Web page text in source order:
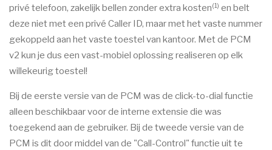
privé telefoon, zakelijk bellen zonder extra kosten(1) en belt
deze niet met een privé Caller ID, maar met het vaste nummer
gekoppeld aan het vaste toestel van kantoor. Met de PCM
v2 kun je dus een vast-mobiel oplossing realiseren op elk
willekeurig toestel!
Bij de eerste versie van de PCM was de click-to-dial functie
alleen beschikbaar voor de interne extensie die was
toegekend aan de gebruiker. Bij de tweede versie van de
PCM is dit door middel van de "Call-Control" functie uit te